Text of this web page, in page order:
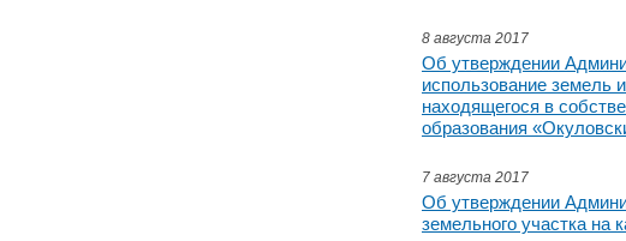
8 августа 2017
Об утверждении
использование земель
находящегося в
образования
7 августа 2017
Об утверждении
земельного участка на